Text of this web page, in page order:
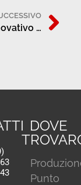
Vetro Innovativo per un Design Avanzato: La Vetreria San Donato Esegue Progetti su Misura
DOVE
Punto